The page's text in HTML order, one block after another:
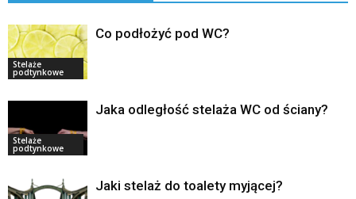
Stelaże
podtynkowe
Co podłożyć pod WC?
Stelaże
podtynkowe
Jaka odległość stelaża WC od ściany?
Jaki stelaż do toalety myjącej?